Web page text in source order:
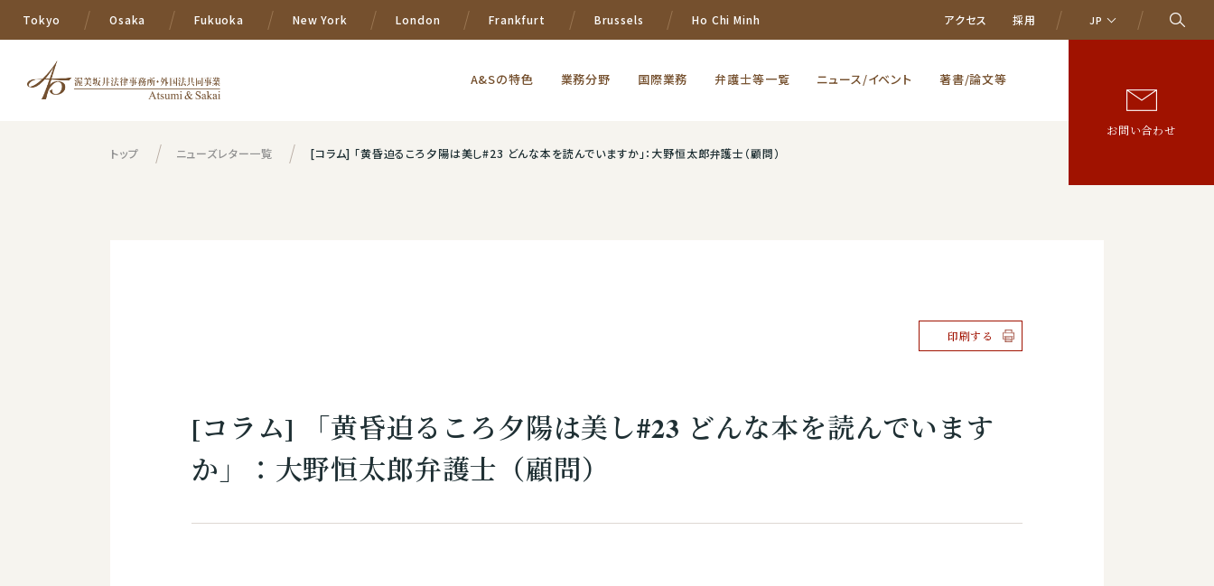
Tokyo Osaka Fukuoka New York London Frankfurt Brussels Ho Chi Minh アクセス 採用 JP
A&Sの特色 業務分野 国際業務 弁護士等一覧 ニュース/イベント 著書/論文等
お問い合わせ
トップ ニューズレター一覧 [コラム] 「黄昏迫るころ夕陽は美し#23 どんな本を読んでいますか」：大野恒太郎弁護士（顧問）
印刷する
[コラム] 「黄昏迫るころ夕陽は美し#23 どんな本を読んでいます
か」：大野恒太郎弁護士（顧問）